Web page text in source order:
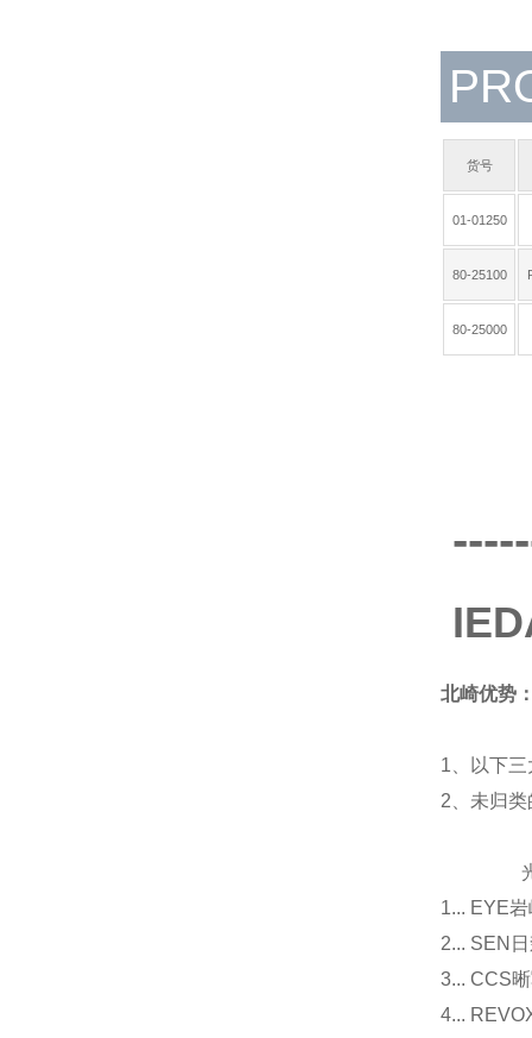
货号
01-01250
80-25100
80-25000
北崎优势
1、以下
2、未归
光源
1... EYE
2... SEN
3... CCS
4...